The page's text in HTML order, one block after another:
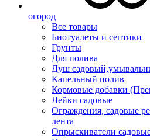
огород
Все товары
Биотуалеты и септики
Грунты
Для полива
Душ
Капельный полив
Кормовые добавки
Лейки садовые
Ограждения, садовые
лента
Опрыскиватели